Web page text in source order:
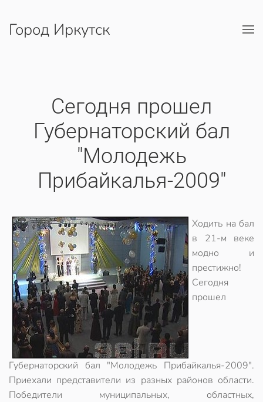
Перейти к содержимому
Город Иркутск
Сегодня прошел
Губернаторский бал
"Молодежь
Прибайкалья-2009"
Ходить на бал
в 21-м веке
модно и
престижно!
Сегодня
прошел
Губернаторский бал "Молодежь Прибайкалья-2009".
Приехали представители из разных районов области.
Победители муниципальных, областных,